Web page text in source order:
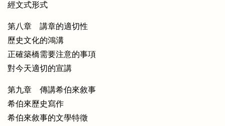
經文式形式
第八章 講章的適切性
歷史文化的鴻溝
正確築橋需要注意的事項
對今天適切的宣講
第九章 傳講希伯來敘事
希伯來歷史寫作
希伯來敘事的文學特徵